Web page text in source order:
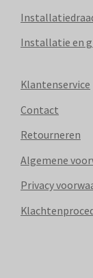
Installatie en
Klantenservice
Contact
Retourneren
Algemene
Privacy